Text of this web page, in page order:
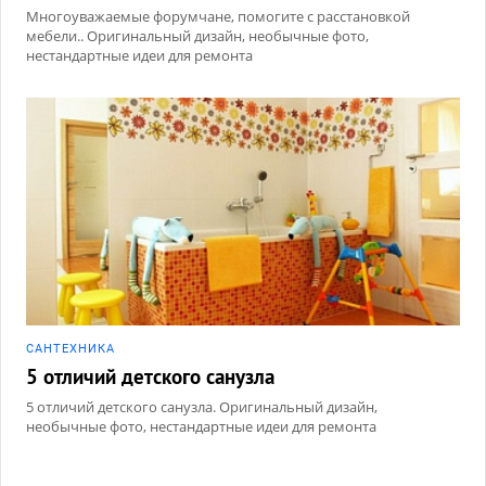
Многоуважаемые форумчане, помогите с расстановкой
мебели.. Оригинальный дизайн, необычные фото,
нестандартные идеи для ремонта
САНТЕХНИКА
5 отличий детского санузла
5 отличий детского санузла. Оригинальный дизайн,
необычные фото, нестандартные идеи для ремонта